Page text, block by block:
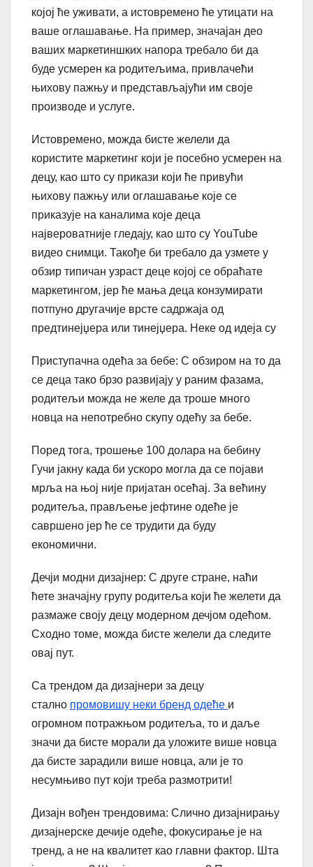
којој ће уживати, а истовремено ће утицати на
ваше оглашавање. На пример, значајан део
ваших маркетиншких напора требало би да
буде усмерен ка родитељима, привлачећи
њихову пажњу и представљајући им своје
производе и услуге.
Истовремено, можда бисте желели да
користите маркетинг који је посебно усмерен на
децу, као што су прикази који ће привући
њихову пажњу или оглашавање које се
приказује на каналима које деца
највероватније гледају, као што су YouTube
видео снимци. Такође би требало да узмете у
обзир типичан узраст деце којој се обраћате
маркетингом, јер ће мања деца конзумирати
потпуно другачије врсте садржаја од
предтинејџера или тинејџера. Неке од идеја су
Приступачна одећа за бебе: С обзиром на то да
се деца тако брзо развијају у раним фазама,
родитељи можда не желе да троше много
новца на непотребно скупу одећу за бебе.
Поред тога, трошење 100 долара на бебину
Гучи јакну када би ускоро могла да се појави
мрља на њој није пријатан осећај. За већину
родитеља, прављење јефтине одеће је
савршено јер ће се трудити да буду
економични.
Дечји модни дизајнер: С друге стране, наћи
ћете значајну групу родитеља који ће желети да
размаже своју децу модерном дечјом одећом.
Сходно томе, можда бисте желели да следите
овај пут.
Са трендом да дизајнери за децу
стално промовишу неки бренд одеће и
огромном потражњом родитеља, то и даље
значи да бисте морали да уложите више новца
да бисте зарадили више новца, али је то
несумњиво пут који треба размотрити!
Дизајн вођен трендовима: Слично дизајнирању
дизајнерске дечије одеће, фокусирање је на
тренд, а не на квалитет као главни фактор. Шта